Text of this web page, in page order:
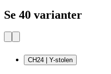
Se 40 varianter
CH24 | Y-stolen